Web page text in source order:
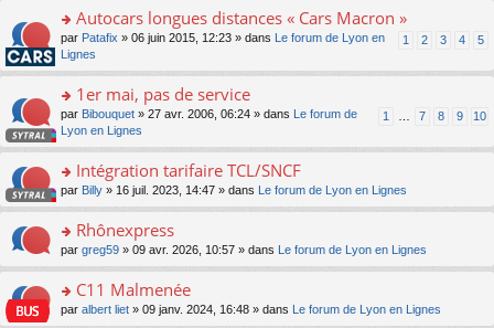
c
nt
n
le
s
ré
e
e
n
o
n
lu
pl
ré
c
e
s
s
a
n
o
n
lu
le
u
ré
c
e
er
le
m
e
s
s
a
n
o
n
lu
pl
s
ré
o
s
er
le
m
e
s
s
e
n
o
n
le
Autocars longues distances « Cars Macron »
1 2 3 4 5
par Patafix » 06 juin 2015, 12:23 » dans
Le forum de Lyon en
Lignes
o
s
er
le
m
e
s
g
e
1er mai, pas de service
1 7 8 9 10
par Bibouquet » 27 avr. 2006, 06:24 » dans
Le forum de
Lyon en Lignes
o
n
ult
er
le
m
e
Intégration tarifaire TCL/SNCF
par Billy » 16 juil. 2023, 14:47 » dans Le forum de Lyon en Lignes
o
n
ult
er
Rhônexpress
par greg59 » 09 avr. 2026, 10:57 » dans Le forum de Lyon en Lignes
o
C11 Malmenée
par albert liet » 09 janv. 2024, 16:48 » dans Le forum de Lyon en Lignes